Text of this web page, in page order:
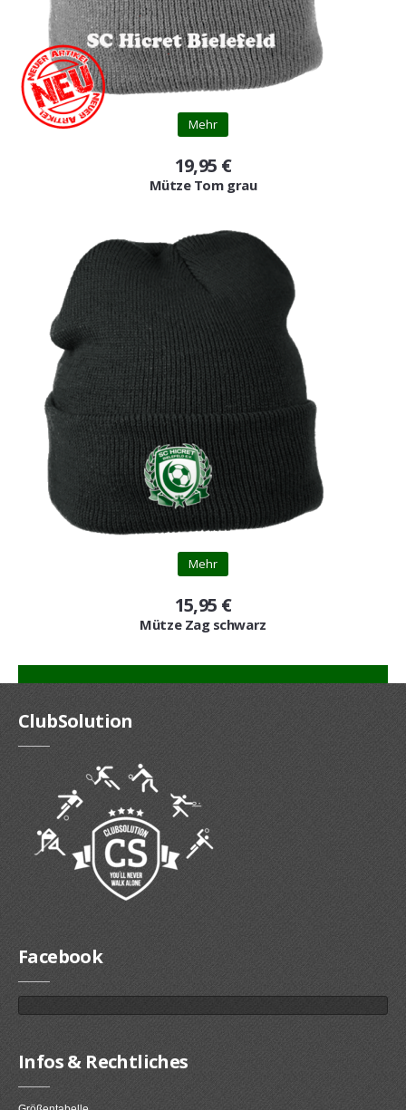
Mehr
19,95 €
Mütze Tom grau
Mehr
15,95 €
Mütze Zag schwarz
ClubSolution
Facebook
Infos & Rechtliches